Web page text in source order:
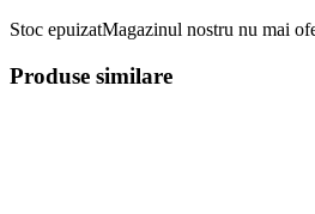
Stoc epuizatMagazinul nostru nu mai
Produse similare